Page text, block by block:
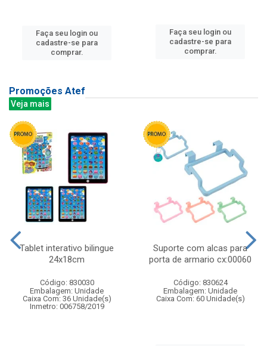
Faça seu login ou
cadastre-se para
comprar.
Faça seu login ou
cadastre-se para
comprar.
Promoções Atef
Veja mais
Tablet interativo bilingue
24x18cm
Código: 830030
Embalagem: Unidade
Caixa Com: 36 Unidade(s)
Inmetro: 006758/2019
Suporte com alcas para
porta de armario cx:00060
Código: 830624
Embalagem: Unidade
Caixa Com: 60 Unidade(s)